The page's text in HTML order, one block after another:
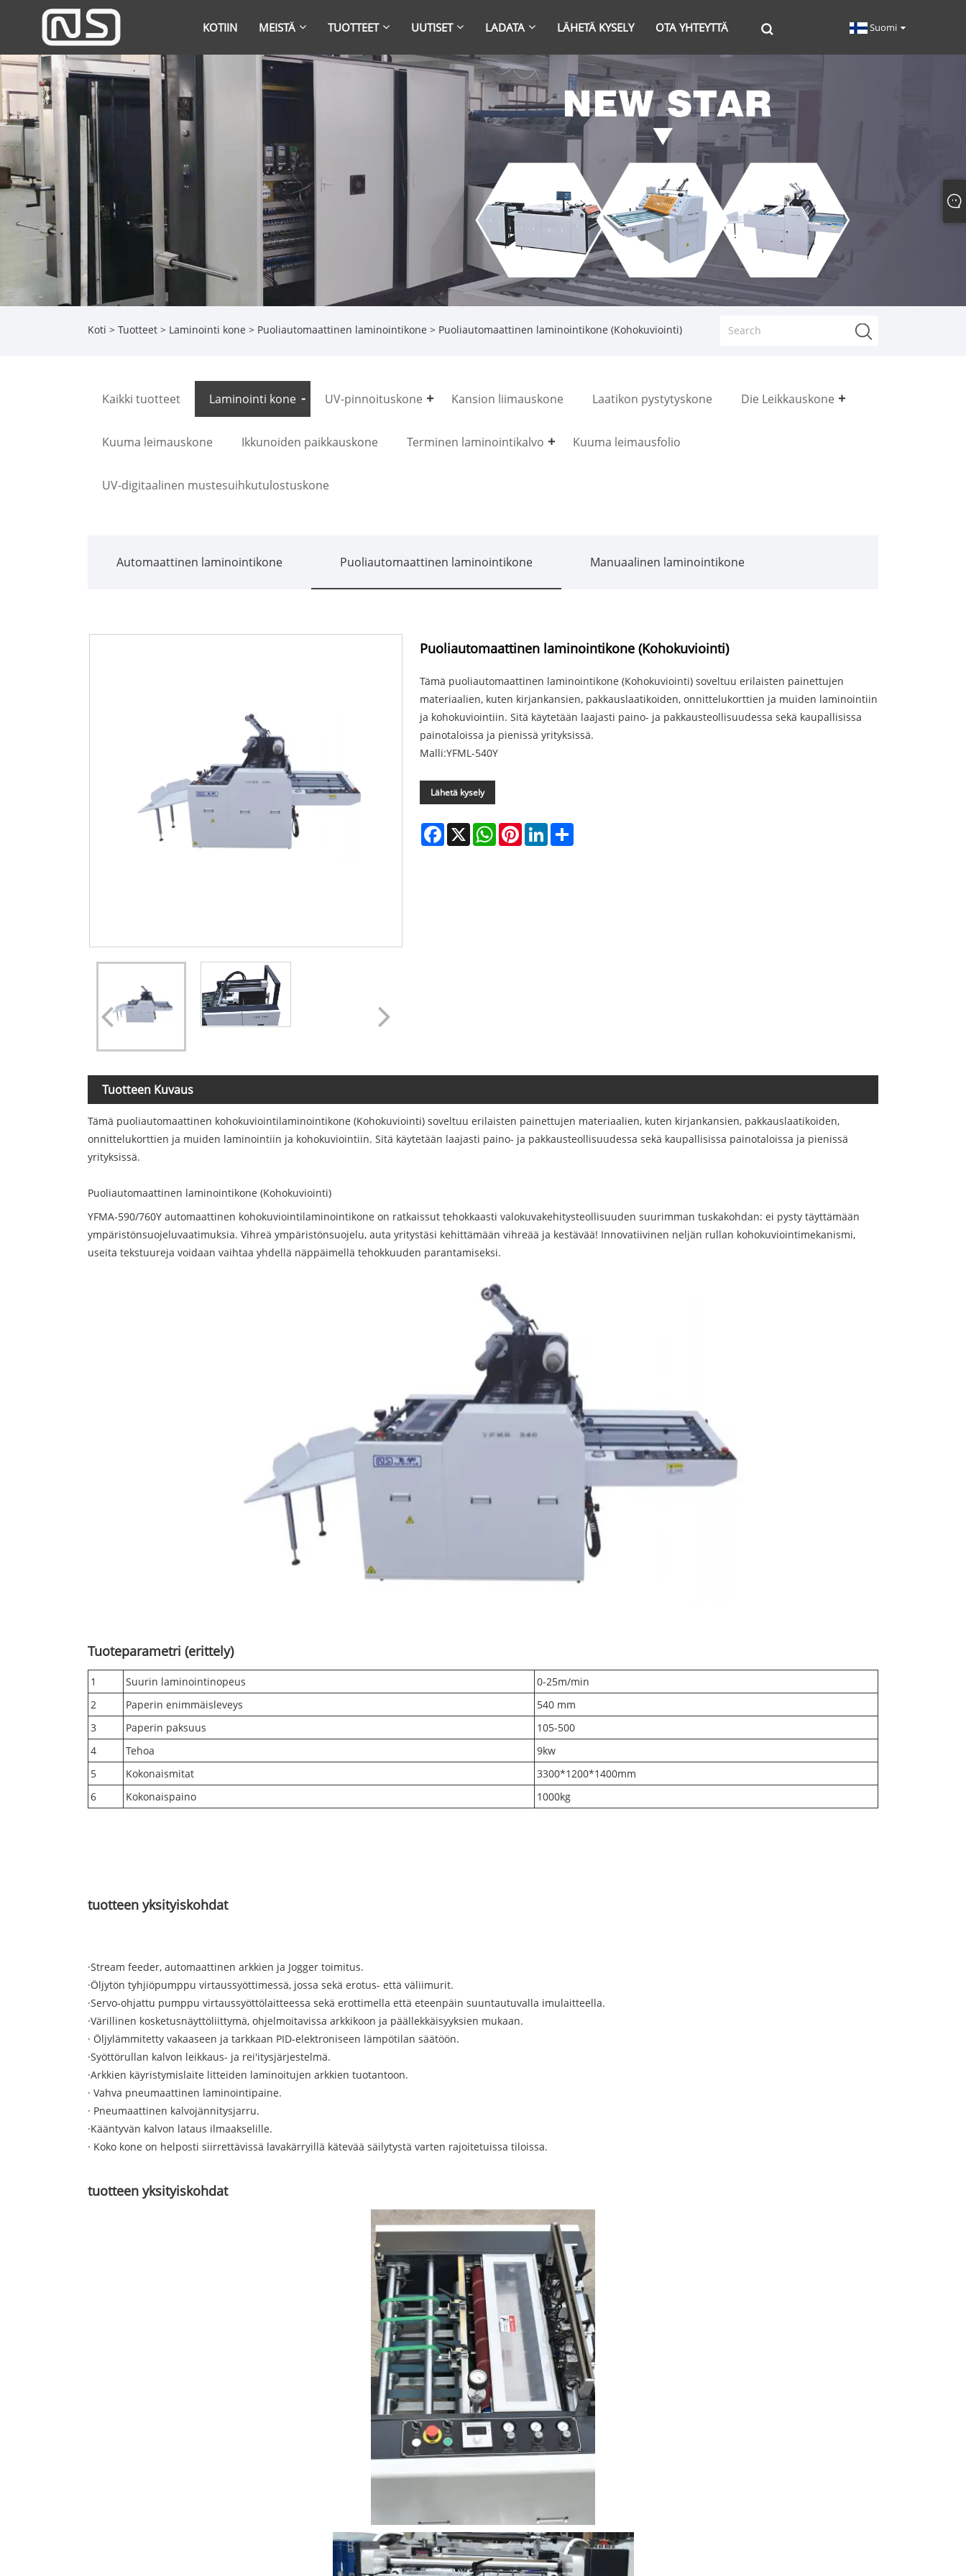
KOTIIN MEISTÄ TUOTTEET UUTISET LADATA LÄHETÄ KYSELY OTA YHTEYTTÄ Suomi
Koti > Tuotteet > Laminointi kone > Puoliautomaattinen laminointikone > Puoliautomaattinen laminointikone (Kohokuviointi)
Kaikki tuotteet Laminointi kone UV-pinnoituskone Kansion liimauskone Laatikon pystytyskone Die Leikkauskone
Kuuma leimauskone Ikkunoiden paikkauskone Terminen laminointikalvo Kuuma leimausfolio
UV-digitaalinen mustesuihkutulostuskone
Automaattinen laminointikone Puoliautomaattinen laminointikone Manuaalinen laminointikone
Puoliautomaattinen laminointikone (Kohokuviointi)
Tämä puoliautomaattinen laminointikone (Kohokuviointi) soveltuu erilaisten painettujen
materiaalien, kuten kirjankansien, pakkauslaatikoiden, onnittelukorttien ja muiden laminointiin
ja kohokuviointiin. Sitä käytetään laajasti paino- ja pakkausteollisuudessa sekä kaupallisissa
painotaloissa ja pienissä yrityksissä.
Malli:YFML-540Y
Lähetä kysely
Facebook
X WhatsAppPinterestLinkedIn
Tuotteen Kuvaus
Tämä puoliautomaattinen kohokuviointilaminointikone (Kohokuviointi) soveltuu erilaisten painettujen materiaalien, kuten kirjankansien, pakkauslaatikoiden,
onnittelukorttien ja muiden laminointiin ja kohokuviointiin. Sitä käytetään laajasti paino- ja pakkausteollisuudessa sekä kaupallisissa painotaloissa ja pienissä
yrityksissä.
Puoliautomaattinen laminointikone (Kohokuviointi)
YFMA-590/760Y automaattinen kohokuviointilaminointikone on ratkaissut tehokkaasti valokuvakehitysteollisuuden suurimman tuskakohdan: ei pysty täyttämään
ympäristönsuojeluvaatimuksia. Vihreä ympäristönsuojelu, auta yritystäsi kehittämään vihreää ja kestävää! Innovatiivinen neljän rullan kohokuviointimekanismi,
useita tekstuureja voidaan vaihtaa yhdellä näppäimellä tehokkuuden parantamiseksi.
Tuoteparametri (erittely)
1 Suurin laminointinopeus
0-25m/min
2
Paperin enimmäisleveys
540 mm
3
Paperin paksuus
105-500
4
Tehoa
9kw
5
Kokonaismitat
3300*1200*1400mm
6
Kokonaispaino 1000kg
tuotteen yksityiskohdat
·Stream feeder, automaattinen arkkien ja Jogger toimitus.
·Öljytön tyhjiöpumppu virtaussyöttimessä, jossa sekä erotus- että väliimurit.
·Servo-ohjattu pumppu virtaussyöttölaitteessa sekä erottimella että eteenpäin suuntautuvalla imulaitteella.
·Värillinen kosketusnäyttöliittymä, ohjelmoitavissa arkkikoon ja päällekkäisyyksien mukaan.
· Öljylämmitetty vakaaseen ja tarkkaan PID-elektroniseen lämpötilan säätöön.
·Syöttörullan kalvon leikkaus- ja rei'itysjärjestelmä.
·Arkkien käyristymislaite litteiden laminoitujen arkkien tuotantoon.
· Vahva pneumaattinen laminointipaine.
· Pneumaattinen kalvojännitysjarru.
·Kääntyvän kalvon lataus ilmaakselille.
· Koko kone on helposti siirrettävissä lavakärryillä kätevää säilytystä varten rajoitetuissa tiloissa.
tuotteen yksityiskohdat